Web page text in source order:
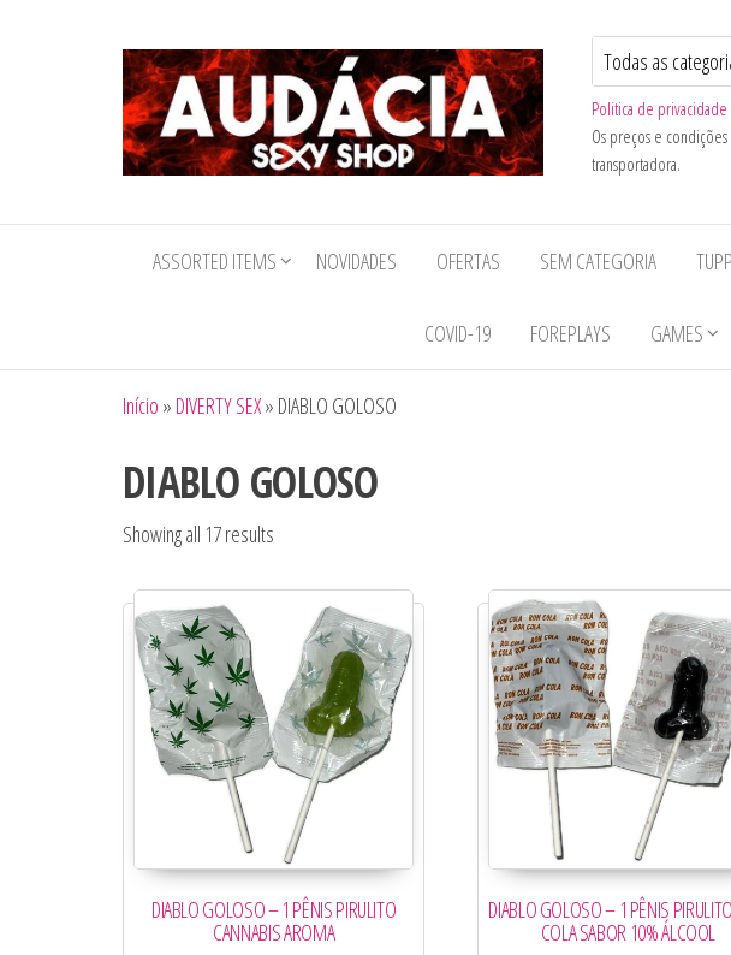
Sexy
Shop
Politica de privacidade
Os preços e
transportadora.
ASSORTED ITEMS NOVIDADES OFERTAS SEM CATEGORIA
COVID-19 FOREPLAYS GAMES
Início » DIVERTY SEX» DIABLO GOLOSO
DIABLO GOLOSO
Showing all 17 results
DIABLO GOLOSO – 1 PÊNIS PIRULITO
CANNABIS AROMA
DIABLO GOLOSO – 1 PÊNIS
COLA SABOR 10% ÁLCOOL